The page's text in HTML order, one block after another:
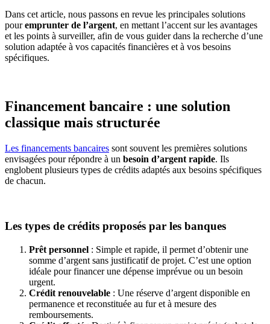
Dans cet article, nous passons en revue les principales solutions
pouremprunter de l’argent, en mettant l’accent sur les avantages
et les points à surveiller, afin de vous guider dans la recherche d’une
solution adaptée à vos capacités financières et à vos besoins
spécifiques.
Financement bancaire : une solution
classique mais structurée
Les financements bancaires sont souvent les premières solutions
envisagées pour répondre à un besoin d’argent rapide. Ils
englobent plusieurs types de crédits adaptés aux besoins spécifiques
de chacun.
Les types de crédits proposés par les banques
Prêt personnel : Simple et rapide, il permet d’obtenir une
somme d’argent sans justificatif de projet. C’est une option
idéale pour financer une dépense imprévue ou un besoin
urgent.
Crédit renouvelable : Une réserve d’argent disponible en
permanence et reconstituée au fur et à mesure des
remboursements.